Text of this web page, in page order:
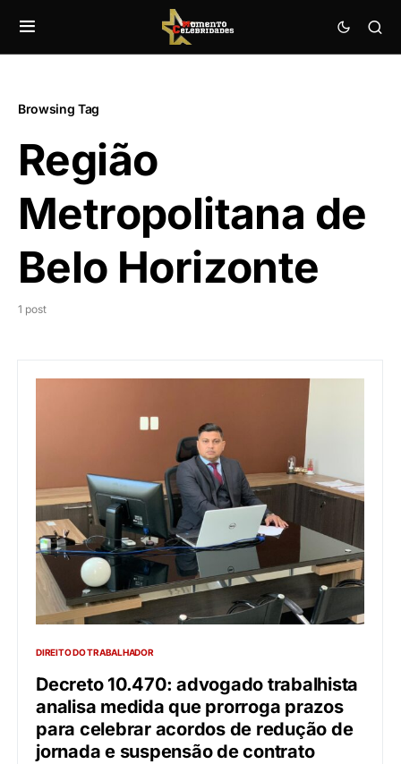
Browsing Tag
Região
Metropolitana de
Belo Horizonte
1 post
DIREITO DO TRABALHADOR
Decreto 10.470: advogado trabalhista
analisa medida que prorroga prazos
para celebrar acordos de redução de
jornada e suspensão de contrato